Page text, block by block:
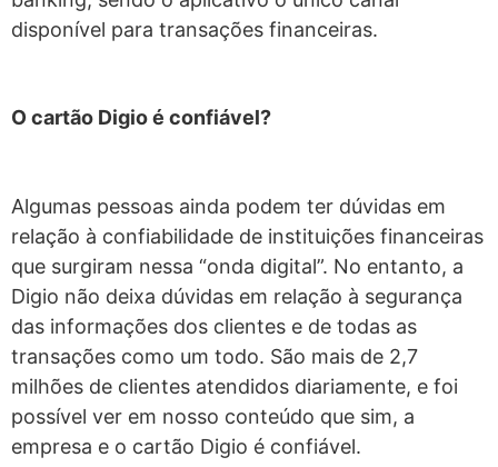
disponível para transações financeiras.
O cartão Digio é confiável?
Algumas pessoas ainda podem ter dúvidas em
relação à confiabilidade de instituições financeiras
que surgiram nessa “onda digital”. No entanto, a
Digio não deixa dúvidas em relação à segurança
das informações dos clientes e de todas as
transações como um todo. São mais de 2,7
milhões de clientes atendidos diariamente, e foi
possível ver em nosso conteúdo que sim, a
empresa e o cartão Digio é confiável.